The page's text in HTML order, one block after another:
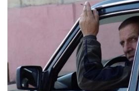
Політика
Світ